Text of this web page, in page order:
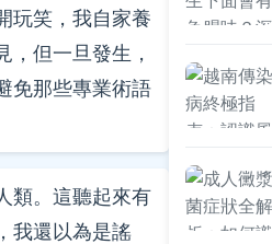
玩笑，我自家養
，但一旦發生，
免那些專業術語
類。這聽起來有
我還以為是謠